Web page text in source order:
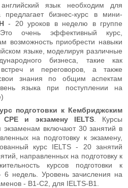
язык необходим для
бизнес-курс в мини-
- 20 уроков в неделю в группе
очень эффективный курс,
возможность приобрести навыки
языке, моделируя различные
бизнеса, такие как
и переговоров, а также
знания по общим аспектам
языка при поступлении на
подготовки к Кембриджским
и экзамену IELTS. Курсы
экзаменам включают 30 занятий в
на подготовку к экзамену,
курс IELTS - 20 занятий
направленных на подготовку к
курсов подготовки к
недель. Уровень зачисления на
- B1-C2, для IELTS-B1.